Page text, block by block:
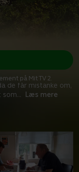
de får mistanke om,
som... Læs mere
på Mit TV 2.